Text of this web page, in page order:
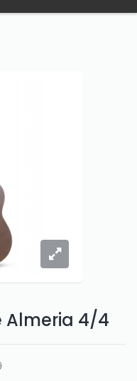
Almeria 4/4